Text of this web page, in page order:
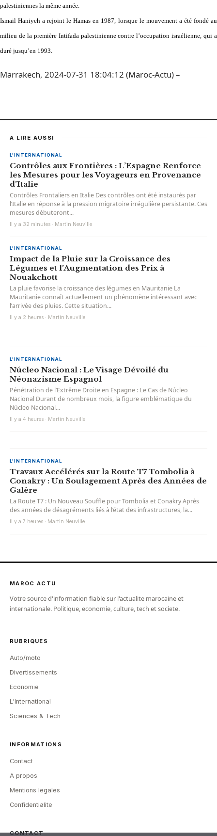
palestiniennes la même année.
Ismail Haniyeh a rejoint le Hamas en 1987, lorsque le mouvement a été fondé au
milieu de la première Intifada palestinienne contre l’occupation israélienne, qui a
duré jusqu’en 1993.
Marrakech, 2024-07-31 18:04:12 (Maroc-Actu) –
A LIRE AUSSI
L'INTERNATIONAL
Contrôles aux Frontières : L’Espagne Renforce
les Mesures pour les Voyageurs en Provenance
d’Italie
Contrôles Frontaliers en Italie Des contrôles ont été instaurés par
l’Italie en réponse à la pression migratoire irrégulière persistante. Ces
mesures débuteront...
Il y a 32 minutes · Martin Neuville
L'INTERNATIONAL
Impact de la Pluie sur la Croissance des
Légumes et l’Augmentation des Prix à
Nouakchott
La pluie favorise la croissance des légumes en Mauritanie La
Mauritanie connaît actuellement un phénomène intéressant avec
l’arrivée des pluies. Cette situation...
Il y a 2 heures · Martin Neuville
L'INTERNATIONAL
Núcleo Nacional : Le Visage Dévoilé du
Néonazisme Espagnol
Pénétration de l’Extrême Droite en Espagne : Le Cas de Núcleo
Nacional Durant de nombreux mois, la figure emblématique du
Núcleo Nacional...
Il y a 4 heures · Martin Neuville
L'INTERNATIONAL
Travaux Accélérés sur la Route T7 Tombolia à
Conakry : Un Soulagement Après des Années de
Galère
La Route T7 : Un Nouveau Souffle pour Tombolia et Conakry Après
des années de désagréments liés à l’état des infrastructures, la...
Il y a 7 heures · Martin Neuville
MAROC ACTU
Votre source d'information fiable sur l'actualite marocaine et
internationale. Politique, economie, culture, tech et societe.
RUBRIQUES
Auto/moto
Divertissements
Economie
L'International
Sciences & Tech
INFORMATIONS
Contact
A propos
Mentions legales
Confidentialite
CONTACT